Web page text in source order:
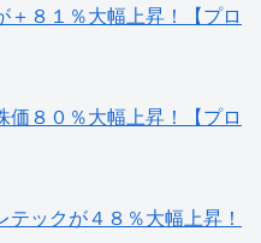
８１％大幅上昇！【プロ
８０％大幅上昇！【プロ
ックが４８％大幅上昇！